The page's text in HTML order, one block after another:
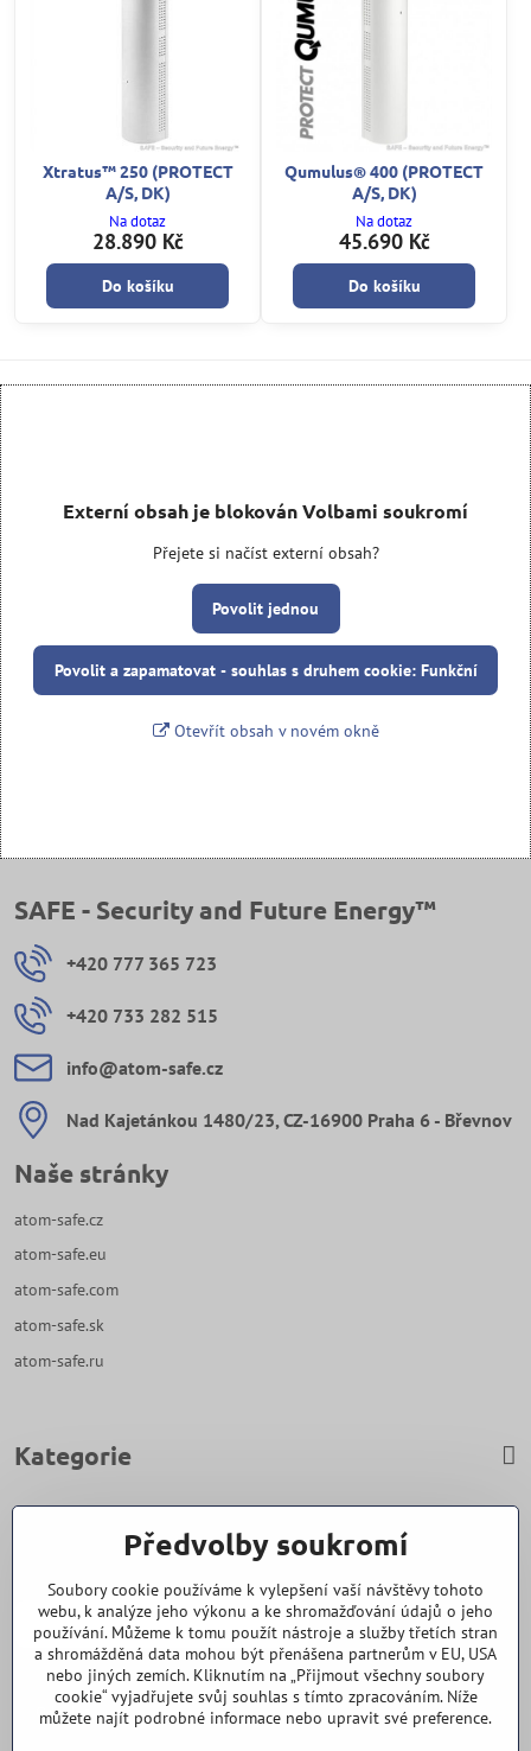
Xtratus™ 250 (PROTECT
A/S, DK)
Na dotaz
28.890 Kč
Do košíku
Qumulus® 400 (PROTECT
A/S, DK)
Na dotaz
45.690 Kč
Do košíku
Externí obsah je blokován Volbami soukromí
Přejete si načíst externí obsah?
Povolit jednou
Povolit a zapamatovat - souhlas s druhem cookie: Funkční
Otevřít obsah v novém okně
SAFE - Security and Future Energy™
+420 777 365 723
+420 733 282 515
info​@atom-safe​.cz
Nad Kajetánkou 1480/23, CZ-16900 Praha 6 - Břevnov
Naše stránky
atom-safe.cz
atom-safe.eu
atom-safe.com
atom-safe.sk
atom-safe.ru
Kategorie
Zavoláme Vám zpět
Váš telefon
Odeslat
Předvolby soukromí
Soubory cookie používáme k vylepšení vaší návštěvy tohoto
webu, k analýze jeho výkonu a ke shromažďování údajů o jeho
používání. Můžeme k tomu použít nástroje a služby třetích stran
a shromážděná data mohou být přenášena partnerům v EU, USA
nebo jiných zemích. Kliknutím na „Přijmout všechny soubory
cookie“ vyjadřujete svůj souhlas s tímto zpracováním. Níže
můžete najít podrobné informace nebo upravit své preference.